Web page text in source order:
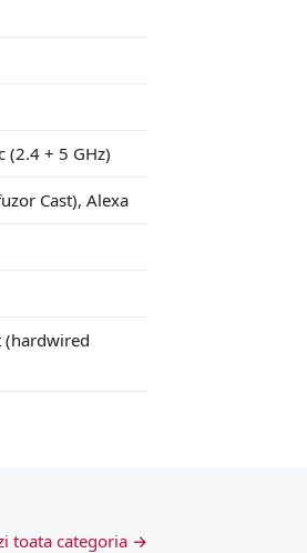
+ 5 GHz)
Cast), Alexa
(hardwired
toata categoria →